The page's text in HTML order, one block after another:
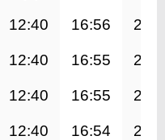
12:40 16:56
12:40 16:55
12:40 16:55
12:40 16:54